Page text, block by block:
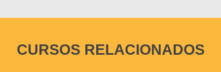
CURSOS RELACIONADOS